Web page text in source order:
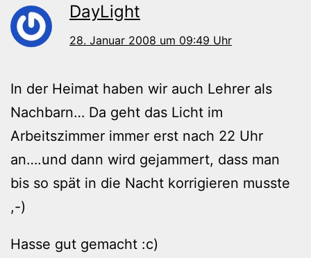
DayLight
28. Januar 2008 um 09:49 Uhr
In der Heimat haben wir auch Lehrer als
Nachbarn… Da geht das Licht im
Arbeitszimmer immer erst nach 22 Uhr
an….und dann wird gejammert, dass man
bis so spät in die Nacht korrigieren musste
,-)
Hasse gut gemacht :c)